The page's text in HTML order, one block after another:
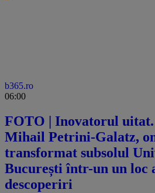
b365.ro
06:00
FOTO | Inovatorul uitat.
Mihail Petrini-Galatz,
transformat subsolul
București într-un un loc
descoperiri